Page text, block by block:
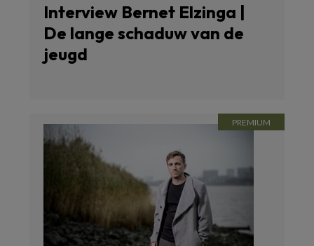
Interview Bernet Elzinga |
De lange schaduw van de
jeugd